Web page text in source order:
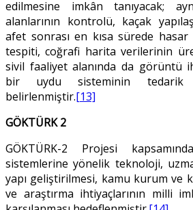
edilmesine imkân tanıyacak;
alanlarının kontrolü, kaçak
afet sonrası en kısa sürede
tespiti, coğrafi harita verilerinin
sivil faaliyet alanında da görüntü
bir uydu sisteminin tedarik
belirlenmiştir.[13]
GÖKTÜRK 2
GÖKTÜRK-2 Projesi
sistemlerine yönelik teknoloji,
yapı geliştirilmesi, kamu kurum ve
ve araştırma ihtiyaçlarının milli